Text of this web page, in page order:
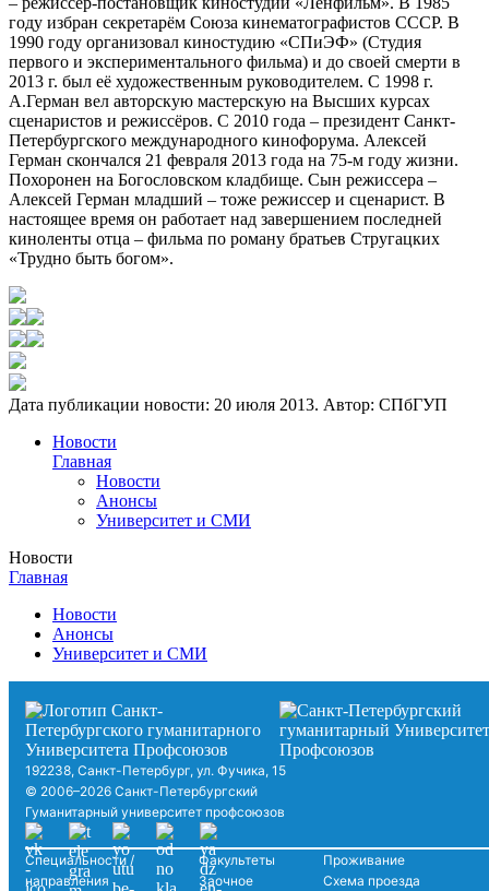
году избран секретарём Союза кинематографистов СССР. В
1990 году организовал киностудию «СПиЭФ» (Студия
первого и экспериментального фильма) и до своей смерти в
2013 г. был её художественным руководителем. С 1998 г.
А.Герман вел авторскую мастерскую на Высших курсах
сценаристов и режиссёров. С 2010 года – президент Санкт-
Петербургского международного кинофорума. Алексей
Герман скончался 21 февраля 2013 года на 75-м году жизни.
Похоронен на Богословском кладбище. Сын режиссера –
Алексей Герман младший – тоже режиссер и сценарист. В
настоящее время он работает над завершением последней
киноленты отца – фильма по роману братьев Стругацких
«Трудно быть богом».
Дата публикации новости: 20 июля 2013. Автор: СПбГУП
Новости
Главная
Новости
Анонсы
Университет и СМИ
Новости
Главная
Новости
Анонсы
Университет и СМИ
192238, Санкт-Петербург, ул. Фучика, 15
© 2006–2026 Санкт-Петербургский
Гуманитарный университет профсоюзов
Специальности /
направления
Факультеты
Заочное
Проживание
Схема проезда